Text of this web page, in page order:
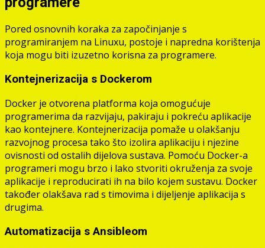
Pored osnovnih koraka za započinjanje s
programiranjem na Linuxu, postoje i napredna korištenja
koja mogu biti izuzetno korisna za programere.
Kontejnerizacija s Dockerom
Docker je otvorena platforma koja omogućuje
programerima da razvijaju, pakiraju i pokreću aplikacije
kao kontejnere. Kontejnerizacija pomaže u olakšanju
razvojnog procesa tako što izolira aplikaciju i njezine
ovisnosti od ostalih dijelova sustava. Pomoću Docker-a
programeri mogu brzo i lako stvoriti okruženja za svoje
aplikacije i reproducirati ih na bilo kojem sustavu. Docker
također olakšava rad s timovima i dijeljenje aplikacija s
drugima.
Automatizacija s Ansibleom